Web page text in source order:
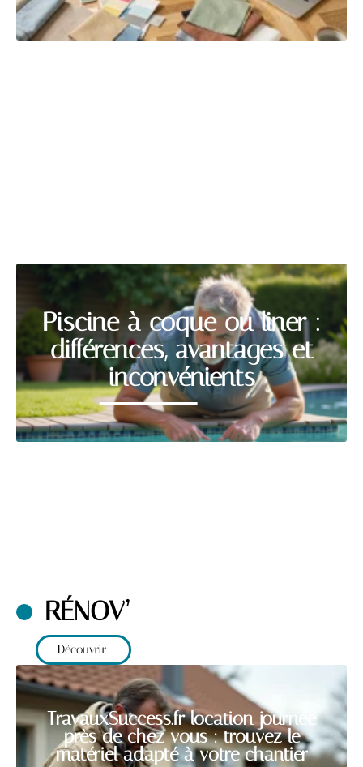
Piscine à coque ou liner :
différences, avantages et
inconvénients
RÉNOV’
Découvrir
TravauxSuccess.fr location journée
près de chez vous : trouvez le
matériel adapté à votre chantier